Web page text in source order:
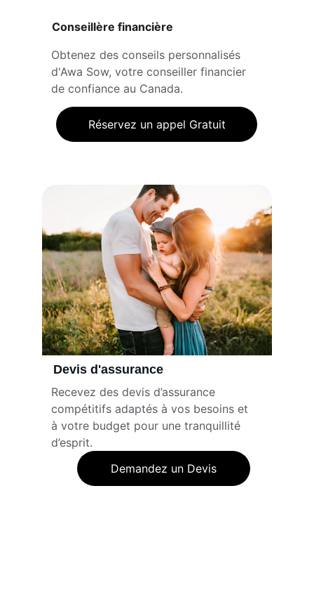
Conseillère financière
Obtenez des conseils personnalisés
d'Awa Sow, votre conseiller financier
de confiance au Canada.
Devis d'assurance
Recevez des devis d’assurance
compétitifs adaptés à vos besoins et
à votre budget pour une tranquillité
d’esprit.
Réservez un appel Gratuit
Demandez un Devis